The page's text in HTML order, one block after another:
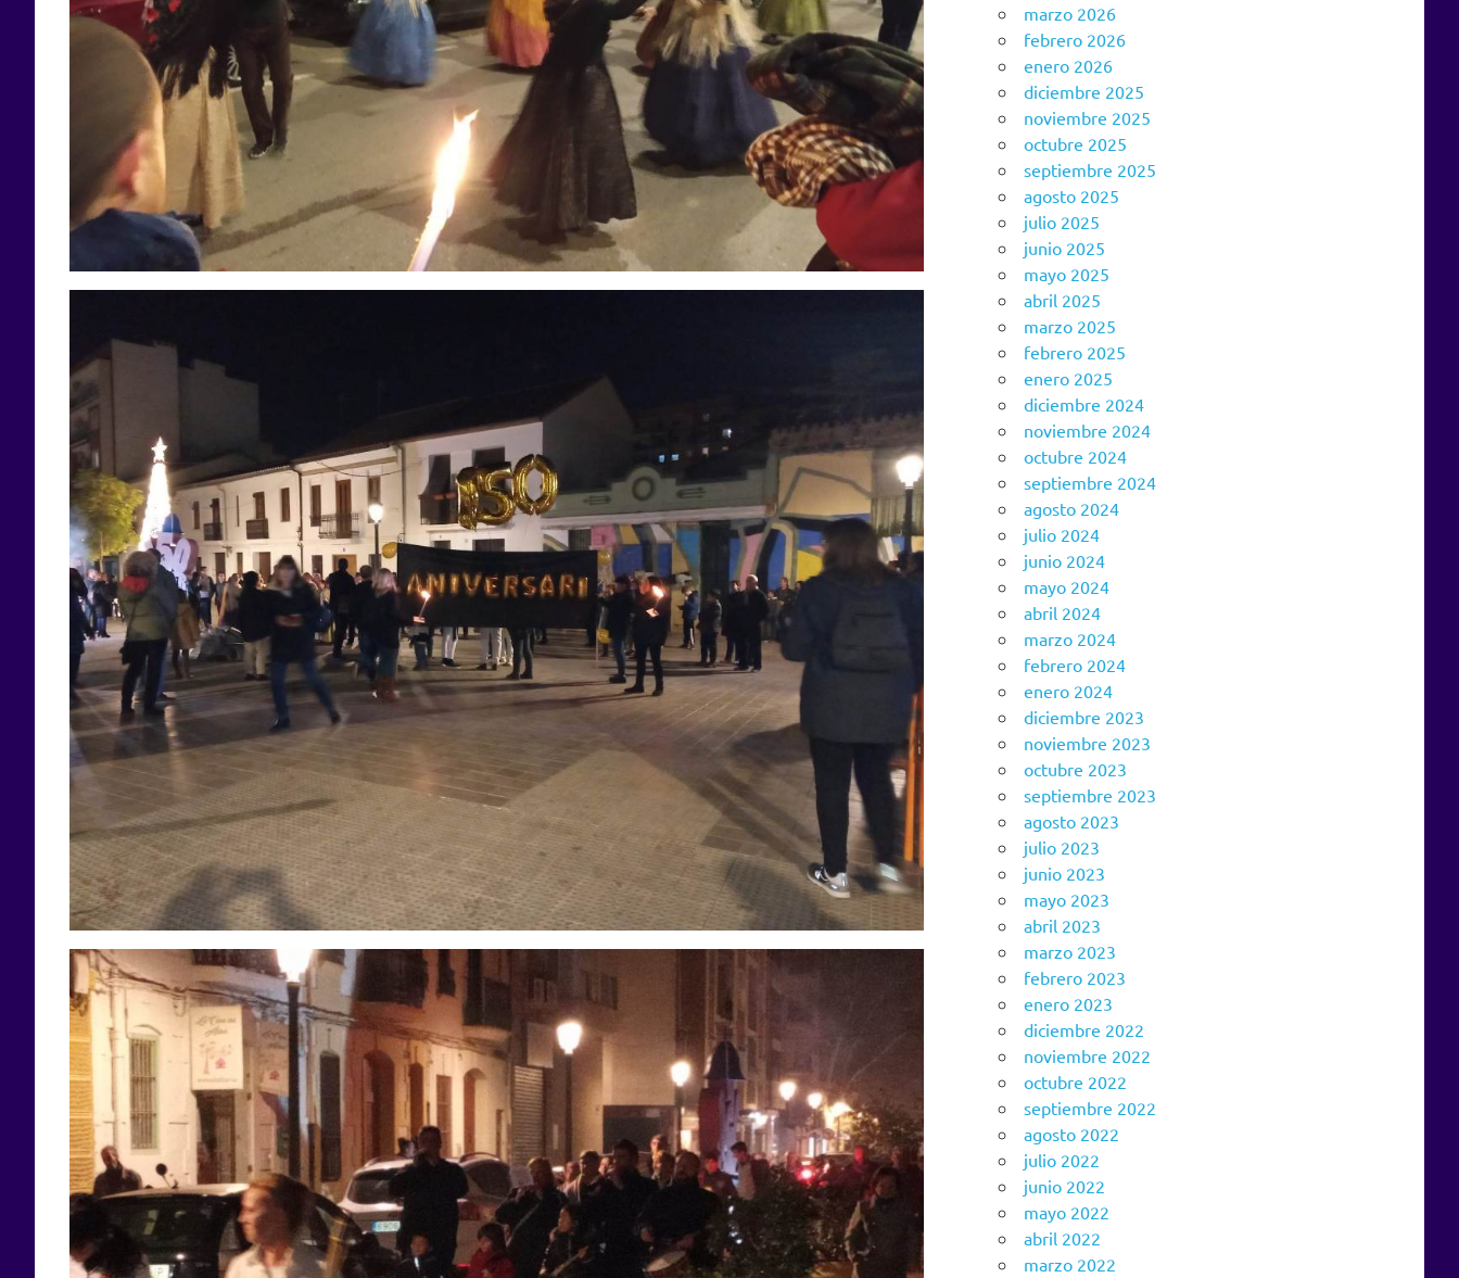
marzo 2026
febrero 2026
enero 2026
diciembre 2025
noviembre 2025
octubre 2025
septiembre 2025
agosto 2025
julio 2025
junio 2025
mayo 2025
abril 2025
marzo 2025
febrero 2025
enero 2025
diciembre 2024
noviembre 2024
octubre 2024
septiembre 2024
agosto 2024
julio 2024
junio 2024
mayo 2024
abril 2024
marzo 2024
febrero 2024
enero 2024
diciembre 2023
noviembre 2023
octubre 2023
septiembre 2023
agosto 2023
julio 2023
junio 2023
mayo 2023
abril 2023
marzo 2023
febrero 2023
enero 2023
diciembre 2022
noviembre 2022
octubre 2022
septiembre 2022
agosto 2022
julio 2022
junio 2022
mayo 2022
abril 2022
marzo 2022